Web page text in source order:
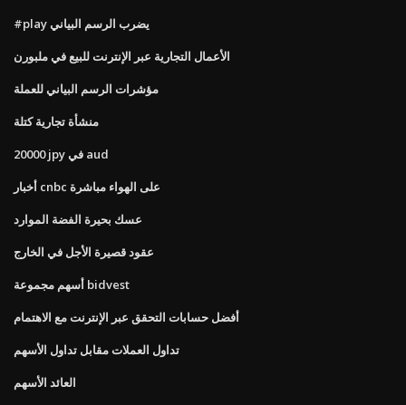
#play يضرب الرسم البياني
الأعمال التجارية عبر الإنترنت للبيع في ملبورن
مؤشرات الرسم البياني للعملة
منشأة تجارية كتلة
20000 jpy في aud
أخبار cnbc على الهواء مباشرة
عسك بحيرة الفضة الموارد
عقود قصيرة الأجل في الخارج
أسهم مجموعة bidvest
أفضل حسابات التحقق عبر الإنترنت مع الاهتمام
تداول العملات مقابل تداول الأسهم
العائد الأسهم